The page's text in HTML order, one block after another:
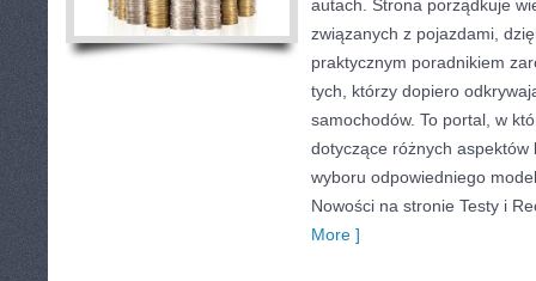
autach. Strona porządkuje
związanych z pojazdami,
praktycznym poradnikiem
tych, którzy dopiero
samochodów. To portal, w
dotyczące różnych
wyboru odpowiedniego
Nowości na stronie Testy i
More ]